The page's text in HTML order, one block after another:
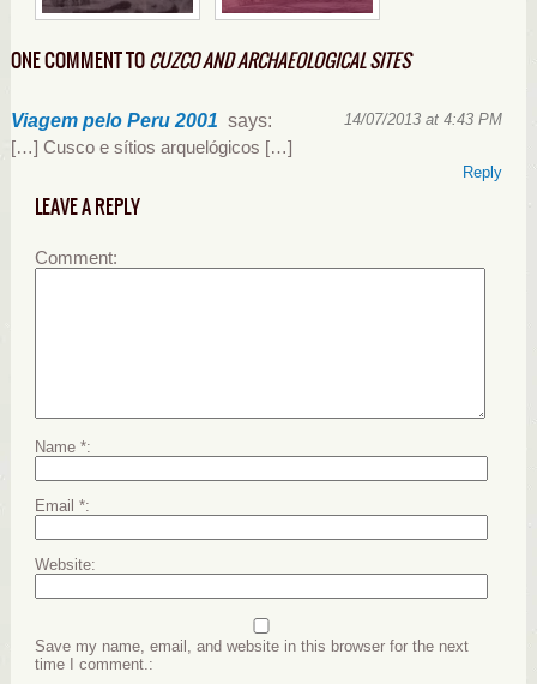
ONE COMMENT TOCUZCO AND ARCHAEOLOGICAL SITES
14/07/2013 at 4:43 PM
Viagem pelo Peru 2001 says:
[…] Cusco e sítios arquelógicos […]
Reply
LEAVE A REPLY
Comment
Name *
Email *
Website
Save my name, email, and website in this browser for the next
time I comment.